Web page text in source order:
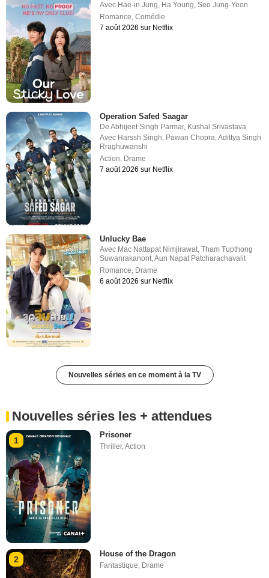
Avec Hae-in Jung, Ha Young,Seo Jung-Yeon
Romance,Comédie
7 août 2026 sur Netflix
Operation Safed Saagar
DeAbhijeet Singh Parmar, Kushal Srivastava
Avec Harssh Singh, Pawan Chopra,Adittya Singh
Rraghuwanshi
Action, Drame
7 août 2026 sur Netflix
Unlucky Bae
Avec Mac Nattapat Nimjirawat ,Tham Tupthong
Suwanrakanont ,Aun Napat Patcharachavalit
Romance Drame
6 août 2026 sur Netflix
Nouvelles séries en ce moment à la TV
Nouvelles séries les + attendues
1
Prisoner
Thriller,Action
2
House of the Dragon
Fantastique, Drame